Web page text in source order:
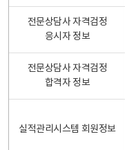
전문상담사 자격검정
응시자 정보
전문상담사 자격검정
합격자 정보
실적관리시스템 회원정보